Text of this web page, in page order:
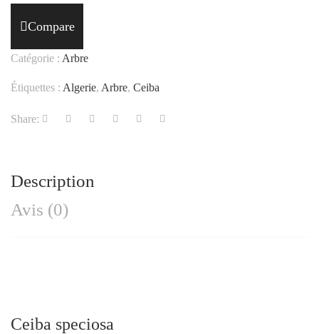
Compare
Catégorie : Arbre
Étiquettes : Algerie, Arbre, Ceiba
Share:
Description
Avis (0)
Ceiba speciosa